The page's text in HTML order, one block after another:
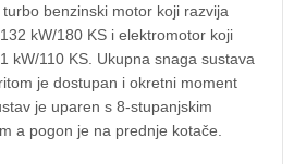
benzinski motor koji razvija
kW/180 KS i elektromotor koji
kW/110 KS. Ukupna snaga sustava
je dostupan i okretni moment
je uparen s 8-stupanjskim
a pogon je na prednje kotače.